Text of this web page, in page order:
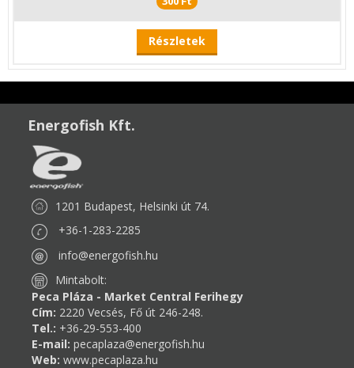
Részletek
Energofish Kft.
1201 Budapest, Helsinki út 74.
+36-1-283-2285
info@energofish.hu
Mintabolt:
Peca Pláza - Market Central Ferihegy
Cím: 2220 Vecsés, Fő út 246-248.
Tel.: +36-29-553-400
E-mail: pecaplaza@energofish.hu
Web: www.pecaplaza.hu